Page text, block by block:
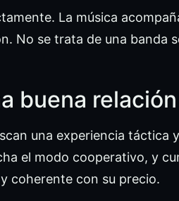
La música
No se trata de una banda
buena
una experiencia
el modo cooperativo, y
coherente con su precio.